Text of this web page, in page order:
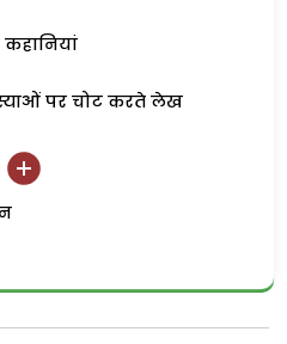
कहानियां
पर चोट करते लेख